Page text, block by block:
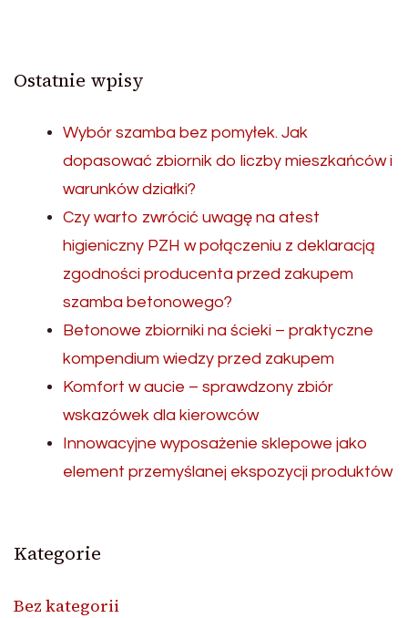
Ostatnie wpisy
Wybór szamba bez pomyłek. Jak
dopasować zbiornik do liczby mieszkańców i
warunków działki?
Czy warto zwrócić uwagę na atest
higieniczny PZH w połączeniu z deklaracją
zgodności producenta przed zakupem
szamba betonowego?
Betonowe zbiorniki na ścieki – praktyczne
kompendium wiedzy przed zakupem
Komfort w aucie – sprawdzony zbiór
wskazówek dla kierowców
Innowacyjne wyposażenie sklepowe jako
element przemyślanej ekspozycji produktów
Kategorie
Bez kategorii